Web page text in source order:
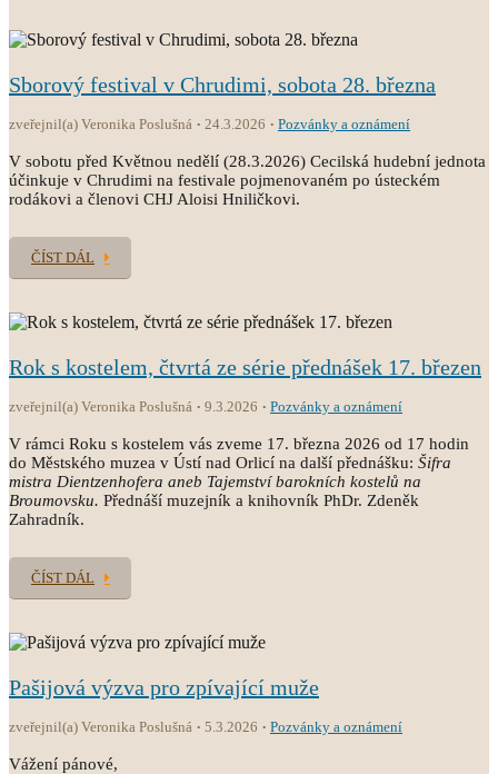
Sborový festival v Chrudimi, sobota 28. března
zveřejnil(a) Veronika Poslušná 24.3.2026 Pozvánky a oznámení
V sobotu před Květnou nedělí (28.3.2026) Cecilská hudební jednota
účinkuje v Chrudimi na festivale pojmenovaném po ústeckém
rodákovi a členovi CHJ Aloisi Hniličkovi.
ČÍST DÁL
Rok s kostelem, čtvrtá ze série přednášek 17. březen
zveřejnil(a) Veronika Poslušná 9.3.2026 Pozvánky a oznámení
V rámci Roku s kostelem vás zveme 17. března 2026 od 17 hodin
do Městského muzea v Ústí nad Orlicí na další přednášku: Šifra
mistra Dientzenhofera aneb Tajemství barokních kostelů na
Broumovsku. Přednáší muzejník a knihovník PhDr. Zdeněk
Zahradník.
ČÍST DÁL
Pašijová výzva pro zpívající muže
zveřejnil(a) Veronika Poslušná 5.3.2026 Pozvánky a oznámení
Vážení pánové,